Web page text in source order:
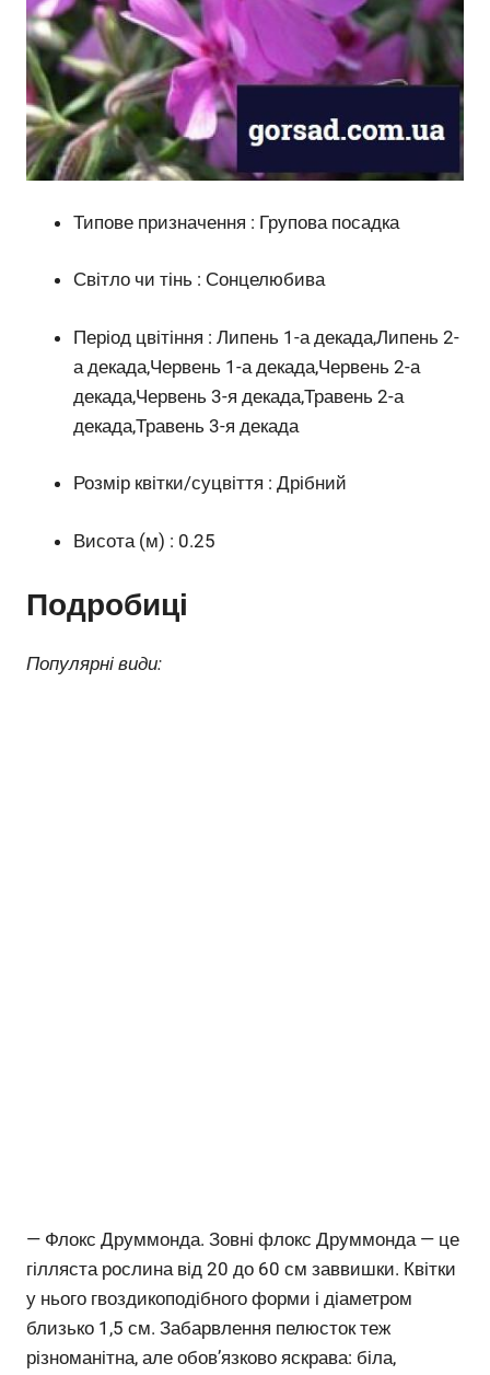
Типове призначення : Групова посадка
Світло чи тінь : Сонцелюбива
Період цвітіння : Липень 1-а декада,Липень 2-
а декада,Червень 1-а декада,Червень 2-а
декада,Червень 3-я декада,Травень 2-а
декада,Травень 3-я декада
Розмір квітки/суцвіття : Дрібний
Висота (м) : 0.25
Подробиці
Популярні види:
— Флокс Друммонда. Зовні флокс Друммонда — це
гілляста рослина від 20 до 60 см заввишки. Квітки
у нього гвоздикоподібного форми і діаметром
близько 1,5 см. Забарвлення пелюсток теж
різноманітна, але обов’язково яскрава: біла,